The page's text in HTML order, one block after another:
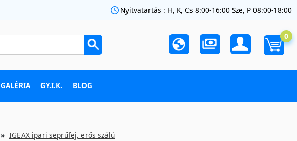
Nyitvatartás : H, K, Cs 8:00-16:00 Sze, P 08:00-18:00
0
GALÉRIA GY.I.K. BLOG
IGEAX ipari seprűfej, erős szálú